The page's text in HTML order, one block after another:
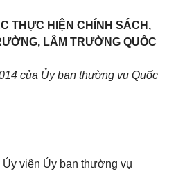
THỰC HIỆN CHÍNH SÁCH,
LÂM TRƯỜNG QUỐC
của Ủy ban thường vụ Quốc
viên Ủy ban thường vụ